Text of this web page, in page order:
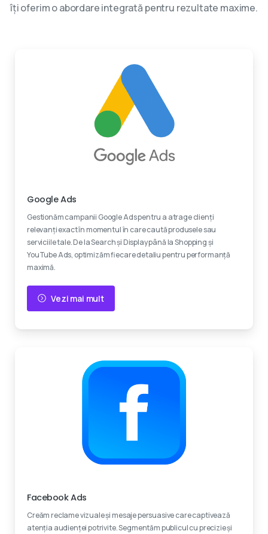
îți oferim o abordare integrată pentru rezultate maxime.
Google Ads
Gestionăm campanii Google Ads pentru a atrage clienți
relevanți exact în momentul în care caută produsele sau
serviciile tale. De la Search și Display până la Shopping și
YouTube Ads, optimizăm fiecare detaliu pentru performanță
maximă.
Vezi mai mult
Facebook Ads
Creăm reclame vizuale și mesaje persuasive care captivează
atenția audienței potrivite. Segmentăm publicul cu precizie și